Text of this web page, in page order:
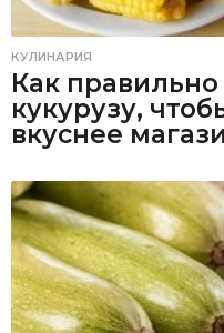
КУЛИНАРИЯ
Как
кукурузу,
вкуснее